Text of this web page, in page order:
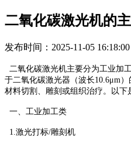
二氧化碳激光机的
发布时间：2025-11-05 16:18:00
二氧化碳激光机主要分为工业加
于二氧化碳激光器（波长10.6μm
材料切割、雕刻或组织治疗。以下
一、工业加工类
‌1.激光打标/雕刻机‌